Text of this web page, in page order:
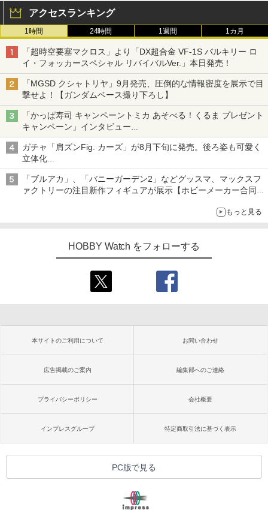
アクセスランキング
1時間 24時間 1週間 1カ月
「超時空要塞マクロス」より「DX超合金 VF-1S バルキリー ロ
イ・フォッカースペシャル リバイバルVer.」本日発売！
「MGSD クシャトリヤ」9月発売、圧倒的な情報密度を展示で目
撃せよ！【ガンダムベース撮り下ろし】
「かっぱ寿司 キャンペーントミカ あそべる！くるま プレゼント
キャンペーン」インタビュー
子どもが楽しめるかっぱ寿司ならではの体験とコラボの楽しさを
追求
ガチャ「肩ズンFig. カーズ」が8月下旬に発売。後ろ姿も可愛く
立体化
ライトニング・マックィーンやメーターなど4種がラインナップ
「ブルアカ」、「バニーガーデン2」などグッスマ、マックスフ
ァクトリーの注目新作フィギュアが展示【ホビーメーカー合同展
もっと見る
HOBBY Watch をフォローする
本サイトのご利用について お問い合わせ
広告掲載のご案内 編集部へのご連絡
プライバシーポリシー 会社概要
インプレスグループ 特定商取引法に基づく表示
PC版で見る